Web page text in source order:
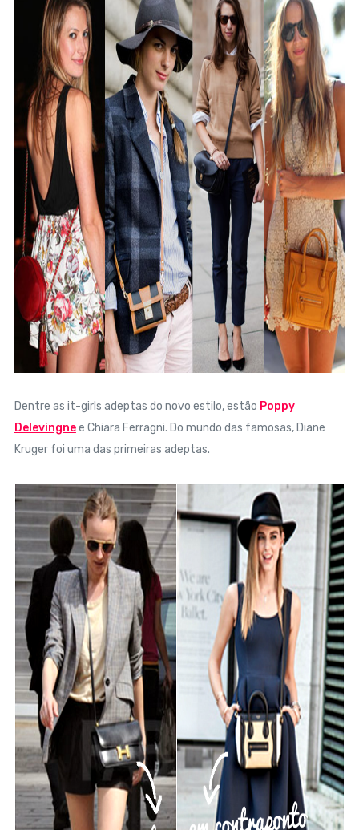
Dentre as it-girls adeptas do novo estilo, estão Poppy
Delevingnee Chiara Ferragni. Do mundo das famosas, Diane
Kruger foi uma das primeiras adeptas.